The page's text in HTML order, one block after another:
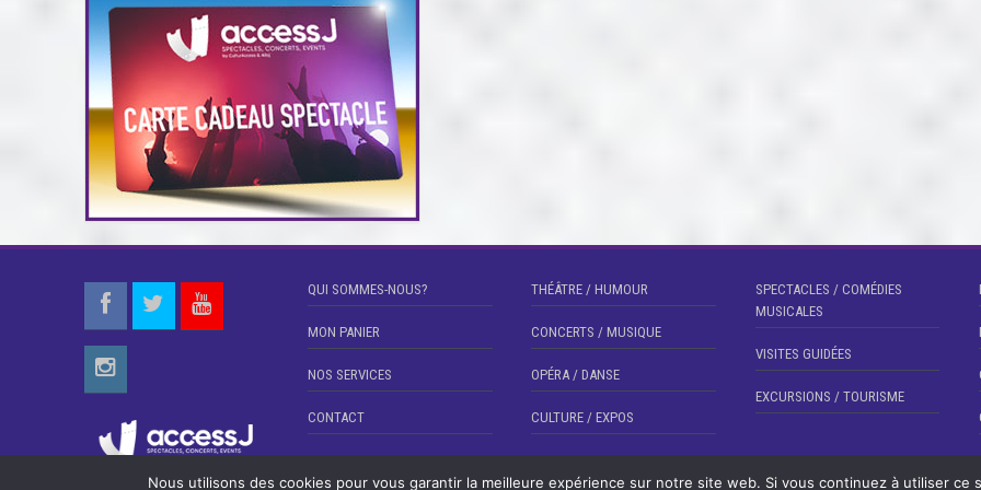
QUI SOMMES-NOUS?
MON PANIER
NOS SERVICES
CONTACT
THÉÂTRE / HUMOUR
CONCERTS / MUSIQUE
OPÉRA / DANSE
CULTURE / EXPOS
SPECTACLES / COMÉDIES
MUSICALES
VISITES GUIDÉES
EXCURSIONS / TOURISME
Nous utilisons des cookies pour vous garantir la meilleure expérience sur notre site web. Si vous continuez à utiliser ce